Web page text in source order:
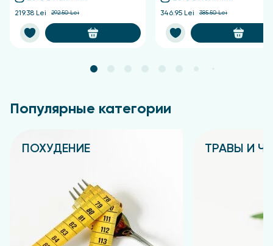
219.38 Lei 292.50 Lei 346.95 Lei 385.50 Lei
Популярные категории
ПОХУДЕНИЕ ТРАВЫ И